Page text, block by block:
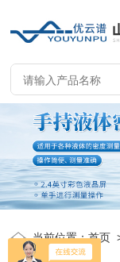
当前位置：首页